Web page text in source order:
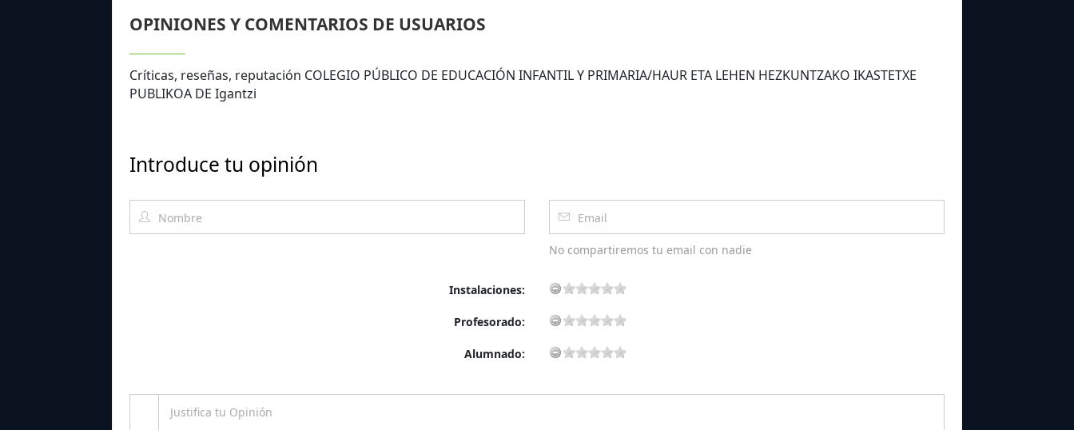
OPINIONES Y COMENTARIOS DE USUARIOS
Críticas, reseñas, reputación COLEGIO PÚBLICO DE EDUCACIÓN INFANTIL Y PRIMARIA/HAUR ETA LEHEN HEZKUNTZAKO IKASTETXE
PUBLIKOA DE Igantzi
Introduce tu opinión
No compartiremos tu email con nadie
Instalaciones:
Profesorado:
Alumnado: